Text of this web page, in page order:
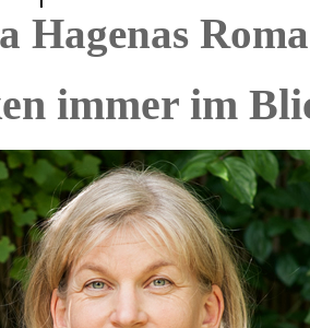
Hagenas
immer im